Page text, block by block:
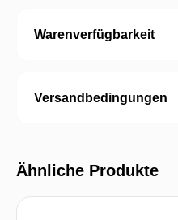
Warenverfügbarkeit
Versandbedingungen
Ähnliche Produkte